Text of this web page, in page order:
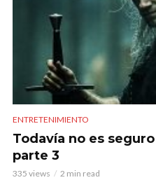
ENTRETENIMIENTO
Todavía no es
parte 3
335 views 2 min read